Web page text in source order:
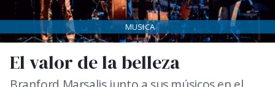
El valor de la belleza
MUSICA